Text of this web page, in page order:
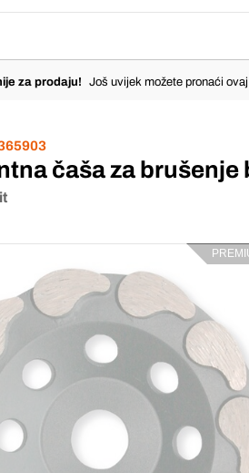
za prodaju! Još uvijek možete pronaći
čaša za brušenje